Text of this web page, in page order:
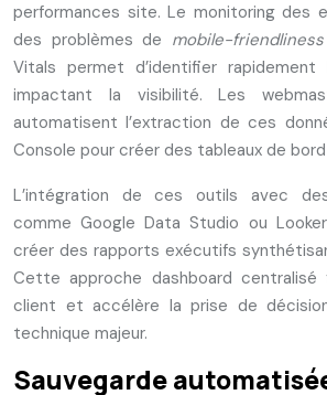
performances site. Le monitoring des
des problèmes de mobile-
Vitals permet d’identifier rapidement
impactant la visibilité. Les
automatisent l’extraction de ces
Console pour créer des tableaux de
L’intégration de ces outils avec
comme Google Data Studio ou
créer des rapports exécutifs
Cette approche dashboard
client et accélère la prise de
technique majeur.
Sauvegarde